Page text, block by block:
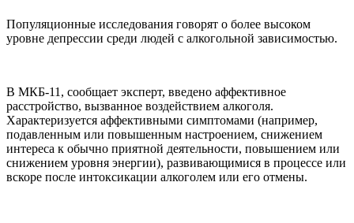
Популяционные исследования говорят о более высоком
уровне депрессии среди людей с алкогольной зависимостью.
В МКБ-11, сообщает эксперт, введено аффективное
расстройство, вызванное воздействием алкоголя.
Характеризуется аффективными симптомами (например,
подавленным или повышенным настроением, снижением
интереса к обычно приятной деятельности, повышением или
снижением уровня энергии), развивающимися в процессе или
вскоре после интоксикации алкоголем или его отмены.